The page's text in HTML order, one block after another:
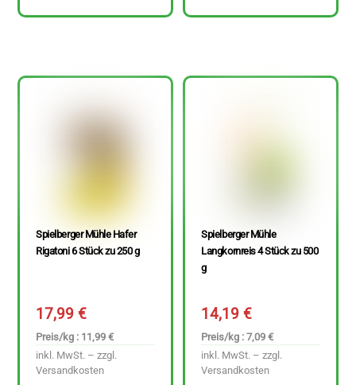
Spielberger Mühle Hafer
Rigatoni 6 Stück zu 250 g
17,99€
Preis/kg : 11,99 €
inkl. MwSt. – zzgl.
Versandkosten
Spielberger Mühle
Langkornreis 4 Stück zu 500
g
14,19€
Preis/kg : 7,09 €
inkl. MwSt. – zzgl.
Versandkosten